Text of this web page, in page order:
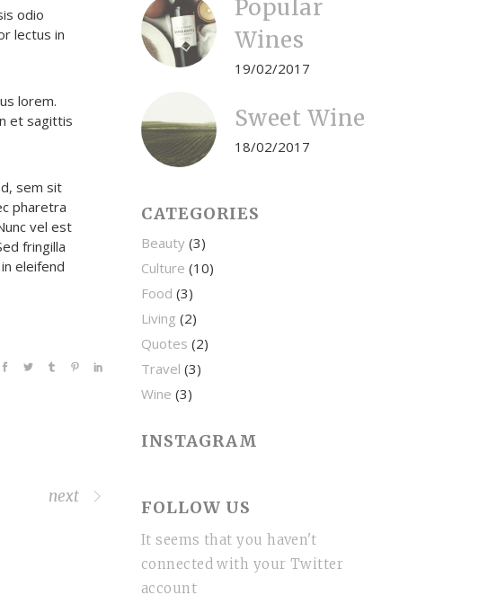
odio
lectus in
lorem.
et sagittis
sem sit
pharetra
vel est
fringilla
eleifend
next
Popular
Wines
19/02/2017
Sweet Wine
18/02/2017
CATEGORIES
Beauty (3)
Culture (10)
Food (3)
Living (2)
Quotes (2)
Travel (3)
Wine (3)
INSTAGRAM
FOLLOW US
It seems that you haven't
connected with your Twitter
account